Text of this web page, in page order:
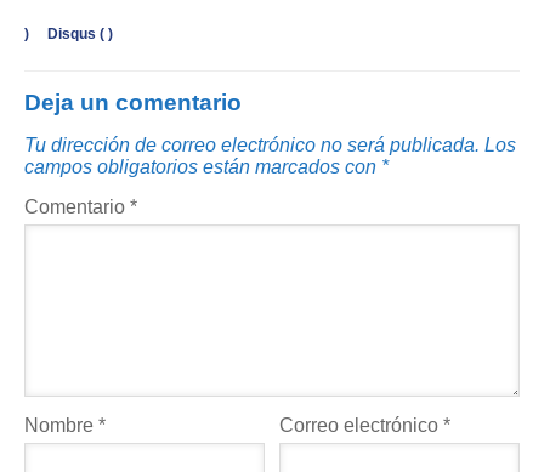
) Disqus ( )
Deja un comentario
Tu dirección de correo electrónico no será publicada. Los
campos obligatorios están marcados con *
Comentario *
Nombre * Correo electrónico*